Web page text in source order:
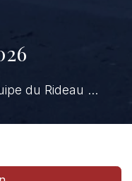
du Rideau ...